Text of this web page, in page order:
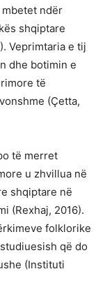
mbetet ndër
shqiptare
Veprimtaria e tij
dhe botimin e
të
(Çetta,
të merret
u zhvillua në
shqiptare në
(Rexhaj, 2016).
folklorike
që do
(Instituti